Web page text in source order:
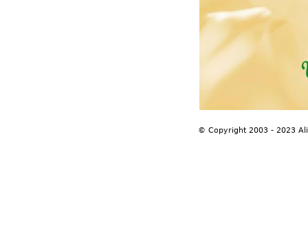
© Copyright 2003 - 2023